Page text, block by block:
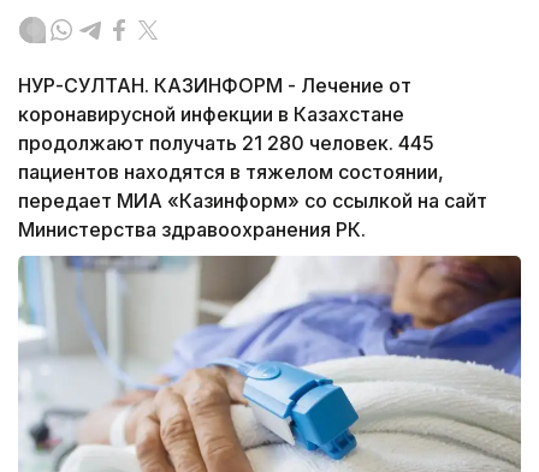
НУР-СУЛТАН. КАЗИНФОРМ - Лечение от
коронавирусной инфекции в Казахстане
продолжают получать 21 280 человек. 445
пациентов находятся в тяжелом состоянии,
передает МИА «Казинформ» со ссылкой на сайт
Министерства здравоохранения РК.